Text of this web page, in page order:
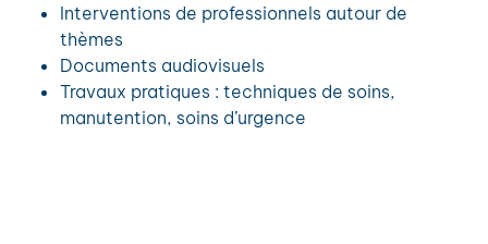
Interventions de professionnels autour de
thèmes
Documents audiovisuels
Travaux pratiques : techniques de soins,
manutention, soins d’urgence